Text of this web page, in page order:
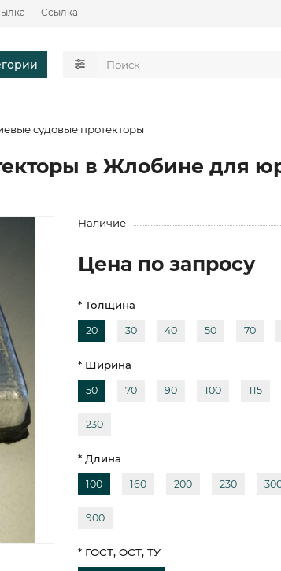
Ссылка
судовые протекторы
в Жлобине для
Наличие
Цена по запросу
* Толщина
20 30 40 50 70
* Ширина
50 70 90 100 115
230
* Длина
100 160 200 230
900
* ГОСТ, ОСТ, ТУ